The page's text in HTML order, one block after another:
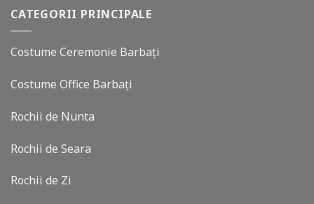
CATEGORII PRINCIPALE
Costume Ceremonie Barbați
Costume Office Barbați
Rochii de Nunta
Rochii de Seara
Rochii de Zi